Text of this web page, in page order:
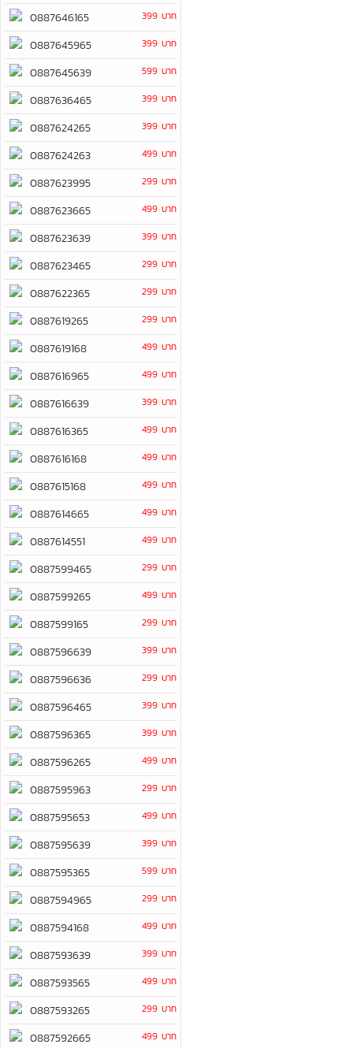
0887646165 399 บาท
0887645965 399 บาท
0887645639 599 บาท
0887636465 399 บาท
0887624265 399 บาท
0887624263 499 บาท
0887623995 299 บาท
0887623665 499 บาท
0887623639 399 บาท
0887623465 299 บาท
0887622365 299 บาท
0887619265 299 บาท
0887619168 499 บาท
0887616965 499 บาท
0887616639 399 บาท
0887616365 499 บาท
0887616168 499 บาท
0887615168 499 บาท
0887614665 499 บาท
0887614551 499 บาท
0887599465 299 บาท
0887599265 499 บาท
0887599165 299 บาท
0887596639 399 บาท
0887596636 299 บาท
0887596465 399 บาท
0887596365 399 บาท
0887596265 499 บาท
0887595963 299 บาท
0887595653 499 บาท
0887595639 399 บาท
0887595365 599 บาท
0887594965 299 บาท
0887594168 499 บาท
0887593639 399 บาท
0887593565 499 บาท
0887593265 299 บาท
0887592665 499 บาท